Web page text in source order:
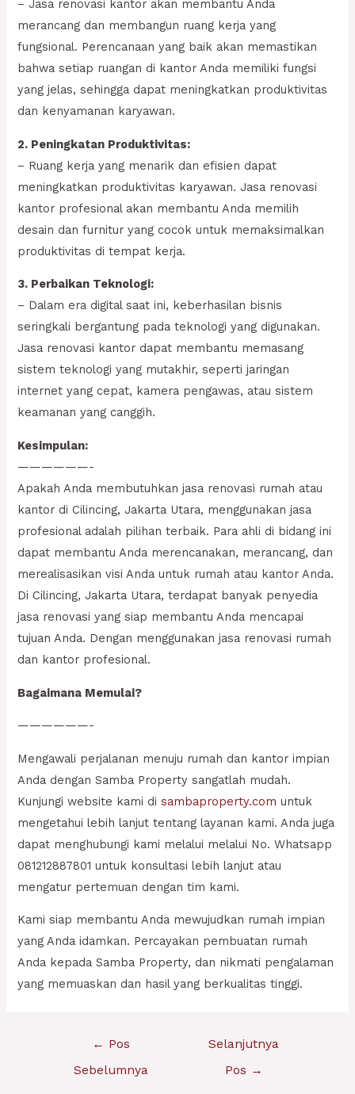
– Jasa renovasi kantor akan membantu Anda
merancang dan membangun ruang kerja yang
fungsional. Perencanaan yang baik akan memastikan
bahwa setiap ruangan di kantor Anda memiliki fungsi
yang jelas, sehingga dapat meningkatkan produktivitas
dan kenyamanan karyawan.
2. Peningkatan Produktivitas:
– Ruang kerja yang menarik dan efisien dapat
meningkatkan produktivitas karyawan. Jasa renovasi
kantor profesional akan membantu Anda memilih
desain dan furnitur yang cocok untuk memaksimalkan
produktivitas di tempat kerja.
3. Perbaikan Teknologi:
– Dalam era digital saat ini, keberhasilan bisnis
seringkali bergantung pada teknologi yang digunakan.
Jasa renovasi kantor dapat membantu memasang
sistem teknologi yang mutakhir, seperti jaringan
internet yang cepat, kamera pengawas, atau sistem
keamanan yang canggih.
Kesimpulan:
——————-
Apakah Anda membutuhkan jasa renovasi rumah atau
kantor di Cilincing, Jakarta Utara, menggunakan jasa
profesional adalah pilihan terbaik. Para ahli di bidang ini
dapat membantu Anda merencanakan, merancang, dan
merealisasikan visi Anda untuk rumah atau kantor Anda.
Di Cilincing, Jakarta Utara, terdapat banyak penyedia
jasa renovasi yang siap membantu Anda mencapai
tujuan Anda. Dengan menggunakan jasa renovasi rumah
dan kantor profesional.
Bagaimana Memulai?
——————-
Mengawali perjalanan menuju rumah dan kantor impian
Anda dengan Samba Property sangatlah mudah.
Kunjungi website kami disambaproperty.com untuk
mengetahui lebih lanjut tentang layanan kami. Anda juga
dapat menghubungi kami melalui melalui No. Whatsapp
081212887801 untuk konsultasi lebih lanjut atau
mengatur pertemuan dengan tim kami.
Kami siap membantu Anda mewujudkan rumah impian
yang Anda idamkan. Percayakan pembuatan rumah
Anda kepada Samba Property, dan nikmati pengalaman
yang memuaskan dan hasil yang berkualitas tinggi.
← Pos
Sebelumnya
Selanjutnya
Pos →